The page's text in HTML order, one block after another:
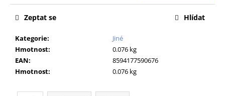
Kategorie:
Jiné
Hmotnost:
0.076 kg
EAN:
8594177590676
Hmotnost: 0.076 kg
Zeptat se Hlídat
e
m
e